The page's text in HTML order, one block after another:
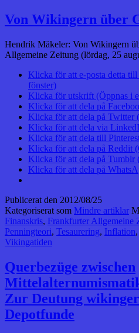
Von Wikingern über
Hendrik Mäkeler: Von Wikingern
Allgemeine Zeitung (lördag, 25
Klicka för att e-posta detta
fönster)
Klicka för utskrift (Öppnas i
Klicka för att dela på
Klicka för att dela på Twitter
Klicka för att dela via
Klicka för att dela till
Klicka för att dela på Reddit
Klicka för att dela på Tumblr
Klicka för att dela på
Publicerat den 2012/08/25
Kategoriserat som Mindre artiklar
Finanskris, Frankfurter Allgemeine
Penningteori, Tesaurering, Inflation,
Vikingatiden
Querbezüge zwischen
Zur Deutung
Depotfunde